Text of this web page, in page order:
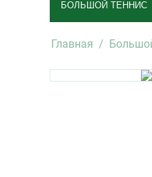
БОЛЬШОЙ ТЕННИС
Главная /